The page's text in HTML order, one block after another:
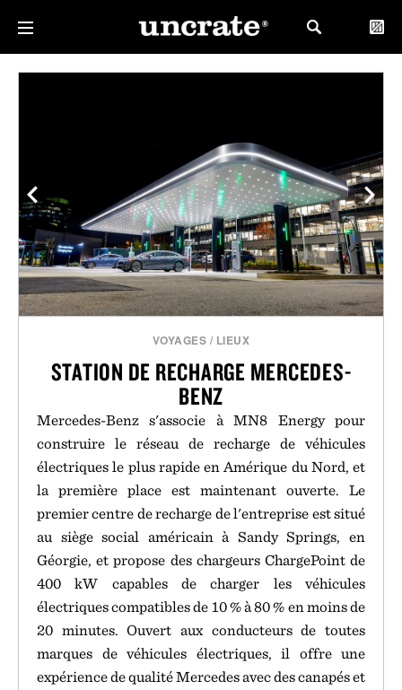
VOYAGES / LIEUX
STATION DE RECHARGE MERCEDES-
BENZ
Mercedes-Benz s'associe à MN8 Energy pour
construire le réseau de recharge de véhicules
électriques le plus rapide en Amérique du Nord, et
la première place est maintenant ouverte. Le
premier centre de recharge de l'entreprise est situé
au siège social américain à Sandy Springs, en
Géorgie, et propose des chargeurs ChargePoint de
400 kW capables de charger les véhicules
électriques compatibles de 10 % à 80 % en moins de
20 minutes. Ouvert aux conducteurs de toutes
marques de véhicules électriques, il offre une
expérience de qualité Mercedes avec des canapés et